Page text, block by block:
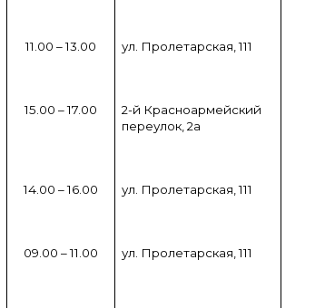
11.00 – 13.00 ул. Пролетарская, 111
15.00 – 17.00
2-й Красноармейский
переулок, 2а
14.00 – 16.00 ул. Пролетарская, 111
09.00 – 11.00 ул. Пролетарская, 111